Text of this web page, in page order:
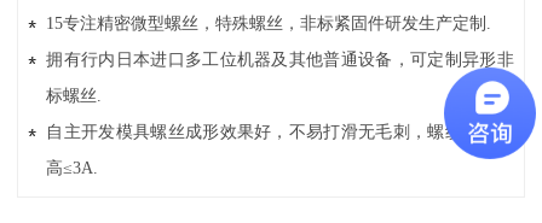
15专注精密微型螺丝，特殊螺丝，非标紧固件研发生产定制.
拥有行内日本进口多工位机器及其他普通设备，可定制异形非
标螺丝.
自主开发模具螺丝成形效果好，不易打滑无毛刺，螺纹精密度
高≤3A.